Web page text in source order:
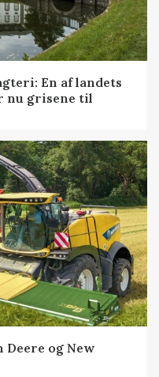
En af landets
nu grisene til
og New